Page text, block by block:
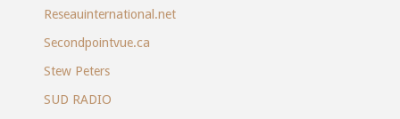
Reseauinternational.net
Secondpointvue.ca
Stew Peters
SUD RADIO